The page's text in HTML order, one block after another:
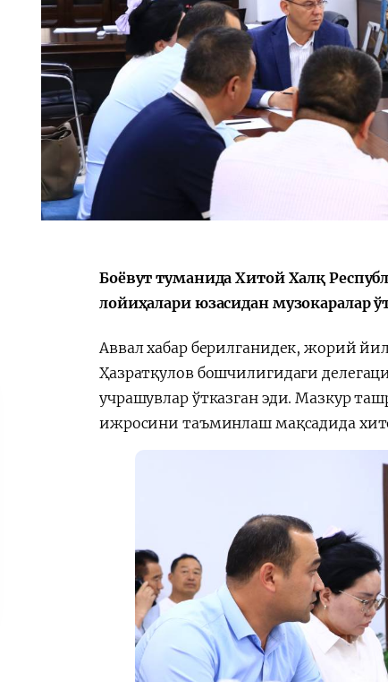
Поручение
действии
Боёвут туманида Хитой Халқ
лойиҳалари юзасидан музокаралар
Аввал хабар берилганидек, жорий
Ҳазратқулов бошчилигидаги
учрашувлар ўтказган эди. Мазкур
ижросини таъминлаш мақсадида